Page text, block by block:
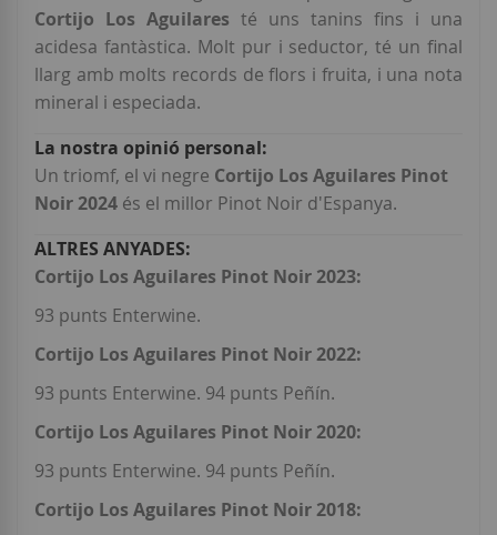
Cortijo Los Aguilares té uns tanins fins i una
acidesa fantàstica. Molt pur i seductor, té un final
llarg amb molts records de flors i fruita, i una nota
mineral i especiada.
Un triomf, el vi negre Cortijo Los Aguilares Pinot
Noir 2024 és el millor Pinot Noir d'Espanya.
Cortijo Los Aguilares Pinot Noir 2023:
93 punts Enterwine.
Cortijo Los Aguilares Pinot Noir 2022:
93 punts Enterwine. 94 punts Peñín.
Cortijo Los Aguilares Pinot Noir 2020:
93 punts Enterwine. 94 punts Peñín.
Cortijo Los Aguilares Pinot Noir 2018: